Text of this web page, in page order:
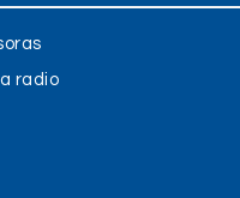
radio